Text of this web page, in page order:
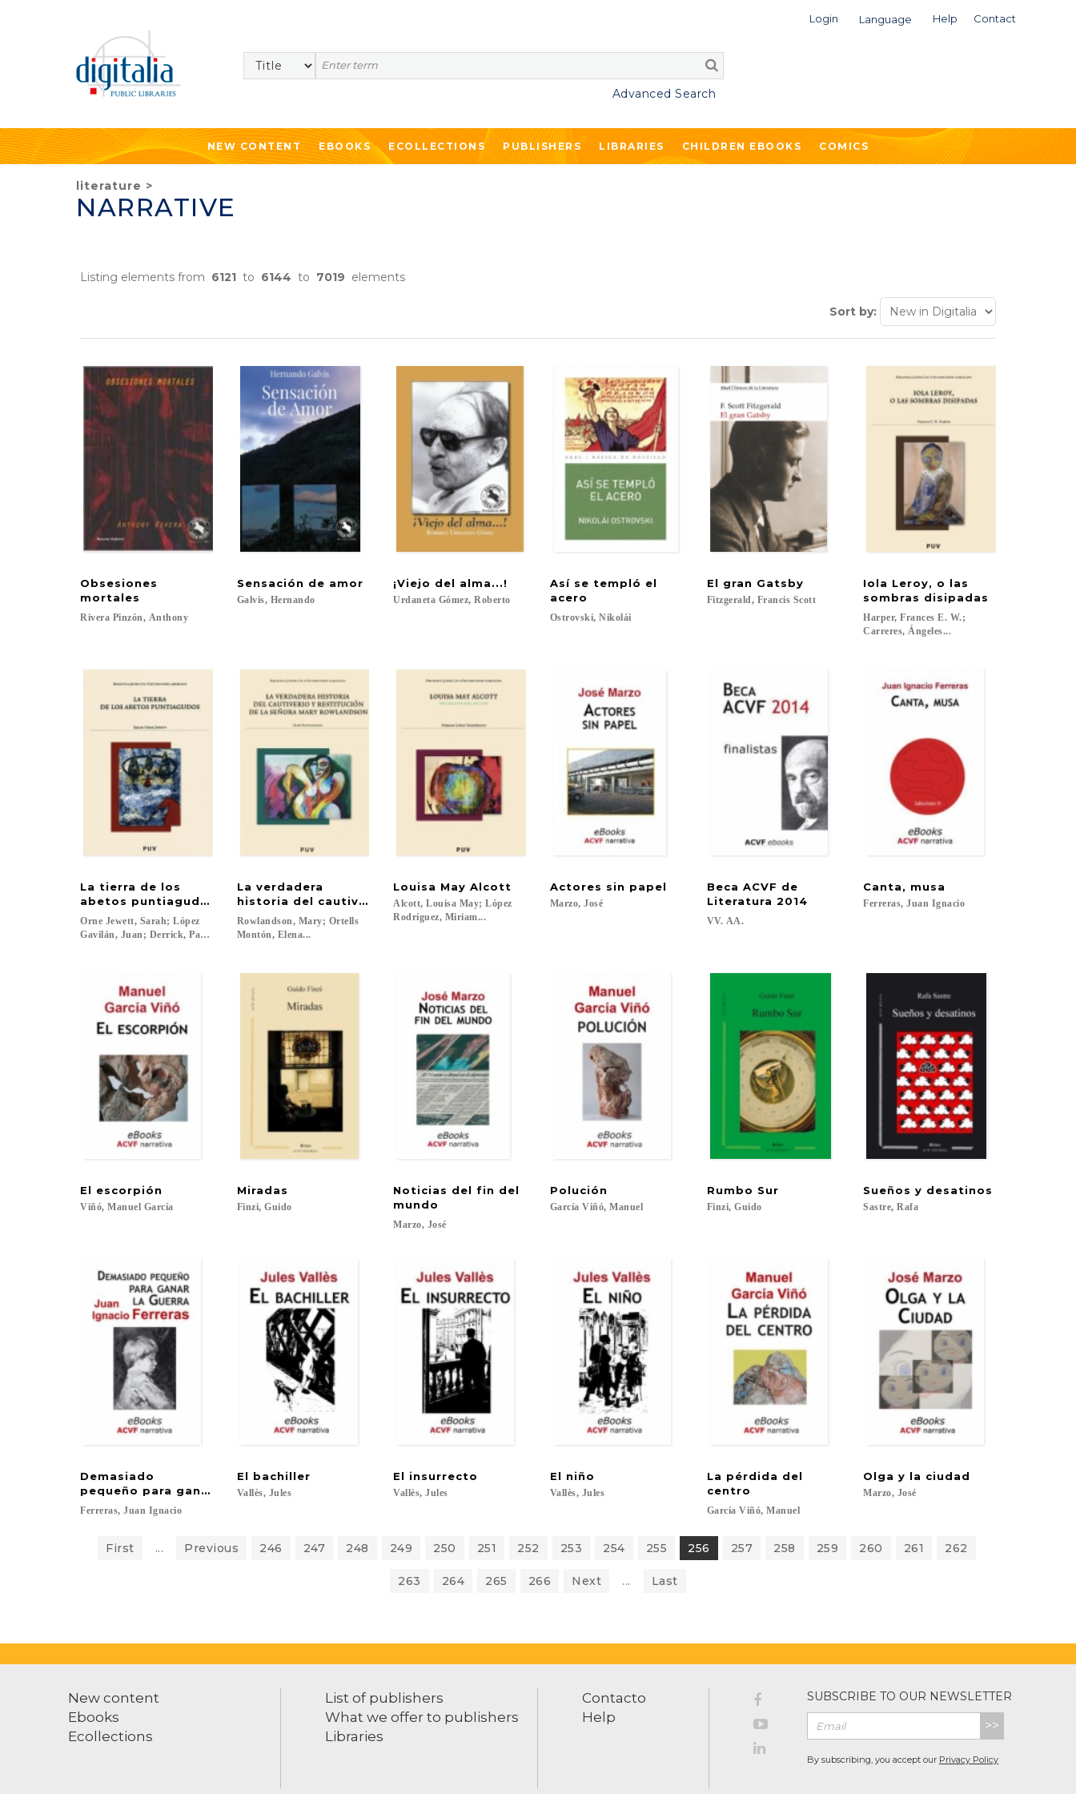
Login Language Help Contact
Search
Advanced Search
NEW CONTENT EBOOKS ECOLLECTIONS PUBLISHERS LIBRARIES CHILDREN EBOOKS COMICS
literature >
NARRATIVE
Listing elements from 6121 to 6144 to 7019 elements
Sort by:
Obsesiones
mortales
Rivera Pinzón, Anthony
Sensación de amor
Galvis, Hernando
¡Viejo del alma...!
Urdaneta Gómez, Roberto
Así se templó el
acero
Ostrovski, Nikolái
El gran Gatsby
Fitzgerald, Francis Scott
Iola Leroy, o las
sombras disipadas
Harper, Frances E. W.;
Carreres, Ángeles...
La tierra de los
abetos puntiagudos
Orne Jewett, Sarah; López
Gavilán, Juan; Derrick, Paul Scott...
La verdadera
historia del cautiverio y restitución de la señora Mary Rowlandson
Rowlandson, Mary; Ortells
Montón, Elena...
Louisa May Alcott
Alcott, Louisa May; López
Rodríguez, Miriam...
Actores sin papel
Marzo, José
Beca ACVF de
Literatura 2014
VV. AA.
Canta, musa
Ferreras, Juan Ignacio
El escorpión
Viñó, Manuel García
Miradas
Finzi, Guido
Noticias del fin del
mundo
Marzo, José
Polución
García Viñó, Manuel
Rumbo Sur
Finzi, Guido
Sueños y desatinos
Sastre, Rafa
Demasiado
pequeño para ganar la guerra
Ferreras, Juan Ignacio
El bachiller
Vallès, Jules
El insurrecto
Vallès, Jules
El niño
Vallès, Jules
La pérdida del
centro
García Viñó, Manuel
Olga y la ciudad
Marzo, José
First ... Previous 246 247 248 249 250 251 252 253 254 255 256 257 258 259 260 261 262
263 264 265 266 Next ... Last
New content
Ebooks
Ecollections
List of publishers
What we offer to publishers
Libraries
Contacto
Help
SUBSCRIBE TO OUR NEWSLETTER
>>
By subscribing, you accept our Privacy Policy